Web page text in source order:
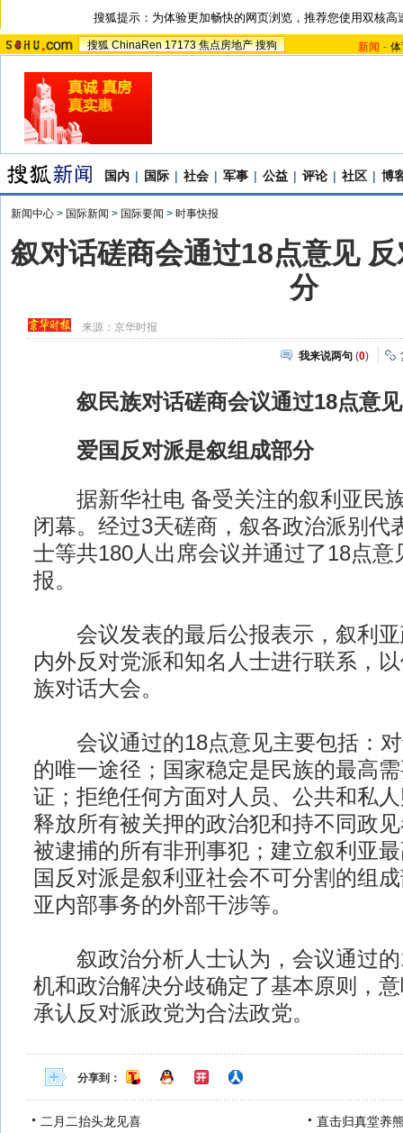
搜狐提示：为体验更加畅快的网页浏览，推荐您使用双核高
搜狐 ChinaRen 17173 焦点房地产 搜狗 新闻 -
国内 | 国际 | 社会 | 军事 | 公益 | 评论 | 社区 | 博
新闻中心 > 国际新闻 > 国际要闻 > 时事快报
叙对话磋商会通过18点意见
分
来源：京华时报
我来说两句 (0)
叙民族对话磋商会议通过18点意见
爱国反对派是叙组成部分
据新华社电 备受关注的叙利亚民
闭幕。经过3天磋商，叙各政治派别代
士等共180人出席会议并通过了18点意
报。
会议发表的最后公报表示，叙利亚
内外反对党派和知名人士进行联系，
族对话大会。
会议通过的18点意见主要包括：对
的唯一途径；国家稳定是民族的最高
证；拒绝任何方面对人员、公共和私
释放所有被关押的政治犯和持不同政
被逮捕的所有非刑事犯；建立叙利亚
国反对派是叙利亚社会不可分割的组
亚内部事务的外部干涉等。
叙政治分析人士认为，会议通过的
机和政治解决分歧确定了基本原则，
承认反对派政党为合法政党。
分享到：
二月二抬头龙见喜 直击归真堂养